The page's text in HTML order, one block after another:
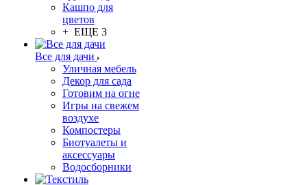
Кашпо для
цветов
+ ЕЩЕ 3
Все для дачи
Уличная мебель
Декор для сада
Готовим на огне
Игры на свежем
воздухе
Компостеры
Биотуалеты и
аксессуары
Водосборники